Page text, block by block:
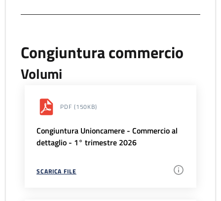
Congiuntura commercio
Volumi
PDF (150KB)
Congiuntura Unioncamere - Commercio al
dettaglio - 1° trimestre 2026
SCARICA FILE